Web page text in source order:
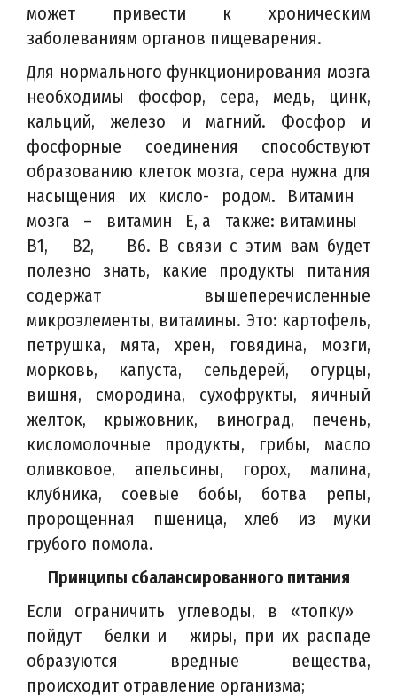
может привести к хроническим
заболеваниям органов пищеварения.
Для нормального функционирования мозга
необходимы фосфор, сера, медь, цинк,
кальций, железо и магний. Фосфор и
фосфорные соединения способствуют
образованию клеток мозга, сера нужна для
насыщения их кисло- родом. Витамин
мозга – витамин Е, а также: витамины
В1, В2, В6. В связи с этим вам будет
полезно знать, какие продукты питания
содержат вышеперечисленные
микроэлементы, витамины. Это: картофель,
петрушка, мята, хрен, говядина, мозги,
морковь, капуста, сельдерей, огурцы,
вишня, смородина, сухофрукты, яичный
желток, крыжовник, виноград, печень,
кисломолочные продукты, грибы, масло
оливковое, апельсины, горох, малина,
клубника, соевые бобы, ботва репы,
пророщенная пшеница, хлеб из муки
грубого помола.
Принципы сбалансированного питания
Если ограничить углеводы, в «топку»
пойдут белки и жиры, при их распаде
образуются вредные вещества,
происходит отравление организма;